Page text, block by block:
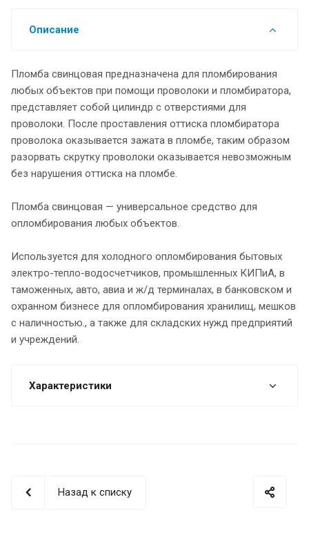
Описание
Пломба свинцовая предназначена для пломбирования
любых объектов при помощи проволоки и пломбиратора,
представляет собой цилиндр с отверстиями для
проволоки. После проставления оттиска пломбиратора
проволока оказывается зажата в пломбе, таким образом
разорвать скрутку проволоки оказывается невозможным
без нарушения оттиска на пломбе.
Пломба свинцовая — универсальное средство для
опломбирования любых объектов.
Используется для холодного опломбирования бытовых
электро-тепло-водосчетчиков, промышленных КИПиА, в
таможенных, авто, авиа и ж/д терминалах, в банковском и
охранном бизнесе для опломбирования хранилищ, мешков
с наличностью., а также для складских нужд предприятий
и учреждений.
Характеристики
Назад к списку